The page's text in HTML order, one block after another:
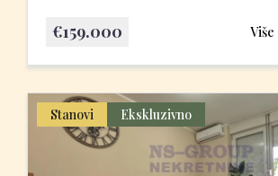
€159.000
Stanovi Ekskluzivno